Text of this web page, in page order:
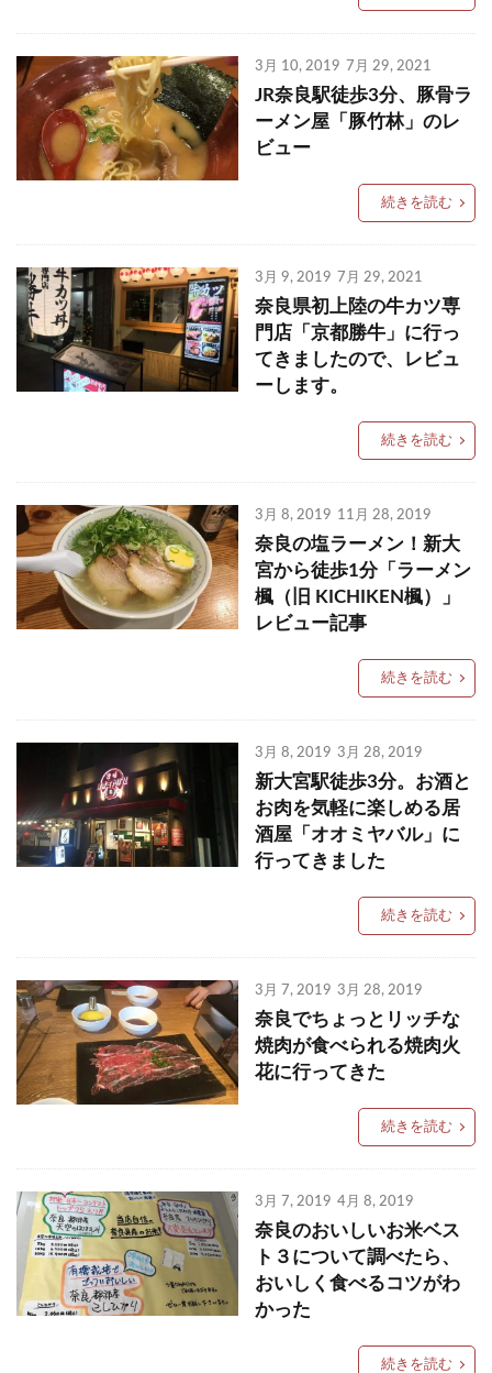
3月 10, 2019 7月 29, 2021
JR奈良駅徒歩3分、豚骨ラ
ーメン屋「豚竹林」のレ
ビュー
続きを読む
3月 9, 2019 7月 29, 2021
奈良県初上陸の牛カツ専
門店「京都勝牛」に行っ
てきましたので、レビュ
ーします。
続きを読む
3月 8, 2019 11月 28, 2019
奈良の塩ラーメン！新大
宮から徒歩1分「ラーメン
楓（旧 KICHIKEN楓）」
レビュー記事
続きを読む
3月 8, 2019 3月 28, 2019
新大宮駅徒歩3分。お酒と
お肉を気軽に楽しめる居
酒屋「オオミヤバル」に
行ってきました
続きを読む
3月 7, 2019 3月 28, 2019
奈良でちょっとリッチな
焼肉が食べられる焼肉火
花に行ってきた
続きを読む
3月 7, 2019 4月 8, 2019
奈良のおいしいお米ベス
ト３について調べたら、
おいしく食べるコツがわ
かった
続きを読む